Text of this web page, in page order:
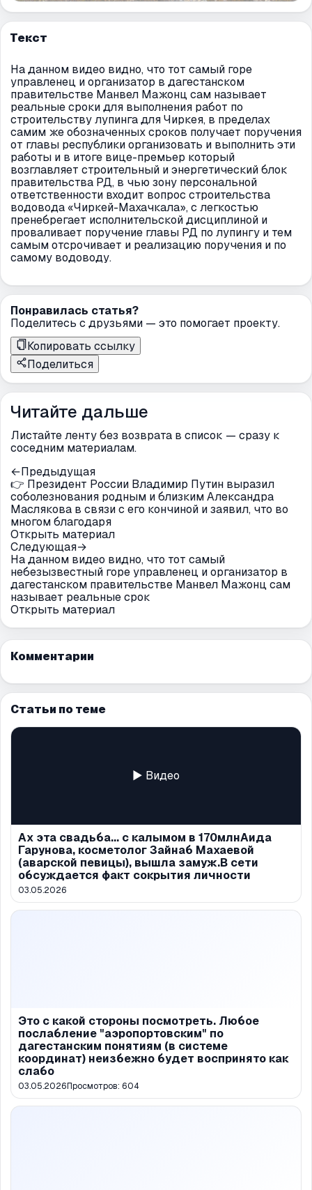
Текст
На данном видео видно, что тот самый горе
управленец и организатор в дагестанском
правительстве Манвел Мажонц сам называет
реальные сроки для выполнения работ по
строительству лупинга для Чиркея, в пределах
самим же обозначенных сроков получает поручения
от главы республики организовать и выполнить эти
работы и в итоге вице-премьер который
возглавляет строительный и энергетический блок
правительства РД, в чью зону персональной
ответственности входит вопрос строительства
водовода «Чиркей-Махачкала», с легкостью
пренебрегает исполнительской дисциплиной и
проваливает поручение главы РД по лупингу и тем
самым отсрочивает и реализацию поручения и по
самому водоводу.
Понравилась статья?
Поделитесь с друзьями — это помогает проекту.
Копировать ссылку
Поделиться
Читайте дальше
Листайте ленту без возврата в список — сразу к
соседним материалам.
←Предыдущая
👉 Президент России Владимир Путин выразил
соболезнования родным и близким Александра
Маслякова в связи с его кончиной и заявил, что во
многом благодаря
Открыть материал
Следующая→
На данном видео видно, что тот самый
небезызвестный горе управленец и организатор в
дагестанском правительстве Манвел Мажонц сам
называет реальные срок
Открыть материал
Комментарии
Статьи по теме
▶ Видео
Ах эта свадьба... с калымом в 170млнАида
Гарунова, косметолог Зайнаб Махаевой
(аварской певицы), вышла замуж.В сети
обсуждается факт сокрытия личности
03.05.2026
Это с какой стороны посмотреть. Любое
послабление "аэропортовским" по
дагестанским понятиям (в системе
координат) неизбежно будет воспринято как
слабо
03.05.2026Просмотров: 604